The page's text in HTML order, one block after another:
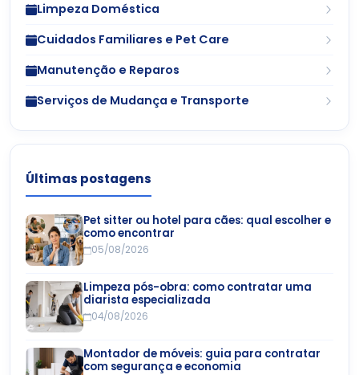
Limpeza Doméstica
Cuidados Familiares e Pet Care
Manutenção e Reparos
Serviços de Mudança e Transporte
Últimas postagens
Pet sitter ou hotel para cães: qual escolher e
como encontrar
05/08/2026
Limpeza pós-obra: como contratar uma
diarista especializada
04/08/2026
Montador de móveis: guia para contratar
com segurança e economia